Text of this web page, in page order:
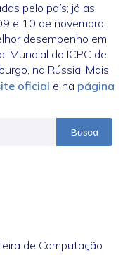
pelo país; já as
e 10 de novembro,
desempenho em
Mundial do ICPC de
na Rússia. Mais
oficial e na página
Busca
de Computação